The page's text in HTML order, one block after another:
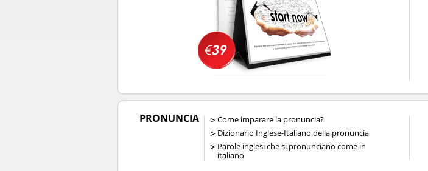
PRONUNCIA
Come imparare la pronuncia?
Dizionario Inglese-Italiano della pronuncia
Parole inglesi che si pronunciano come in
italiano